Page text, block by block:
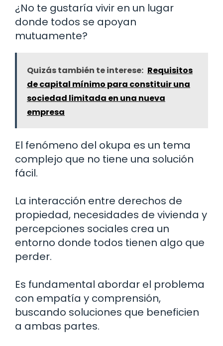
¿No te gustaría vivir en un lugar
donde todos se apoyan
mutuamente?
Quizás también te interese: Requisitos
de capital mínimo para constituir una
sociedad limitada en una nueva
empresa
El fenómeno del okupa es un tema
complejo que no tiene una solución
fácil.
La interacción entre derechos de
propiedad, necesidades de vivienda y
percepciones sociales crea un
entorno donde todos tienen algo que
perder.
Es fundamental abordar el problema
con empatía y comprensión,
buscando soluciones que beneficien
a ambas partes.